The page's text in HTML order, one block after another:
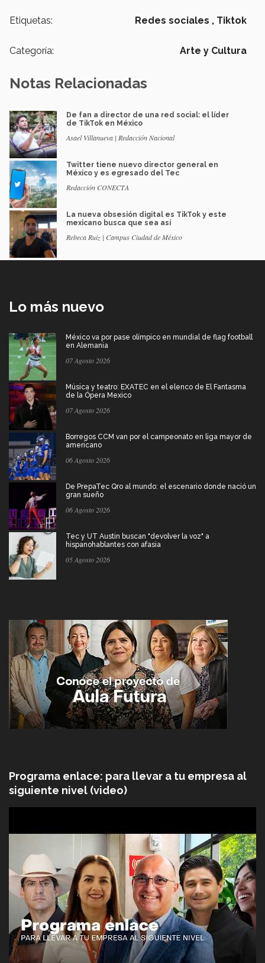
Etiquetas: Redes sociales , Tiktok
Categoría: Arte y Cultura
Notas Relacionadas
De fan a director de una red social: el líder
de TikTok en México
Asael Villanueva | Redacción Nacional
Twitter tiene nuevo director general en
México y es egresado del Tec
Redacción CONECTA
La nueva obsesión digital es TikTok y este
mexicano busca que sea así
Rebeca Ruiz | Campus Ciudad de México
Lo más nuevo
México va por pase olímpico en mundial de flag football
en Alemania
07 Agosto 2026
Música y teatro: EXATEC en el elenco de El Fantasma
de la Ópera Mexico
07 Agosto 2026
Borregos CCM van por el campeonato en liga mayor de
americano
06 Agosto 2026
De PrepaTec Qro al mundo: el escenario donde nació un
gran sueño
06 Agosto 2026
Tec y UT Austin buscan "devolver la voz" a
hispanohablantes con afasia
05 Agosto 2026
Programa enlace: para llevar a tu empresa al
siguiente nivel (video)